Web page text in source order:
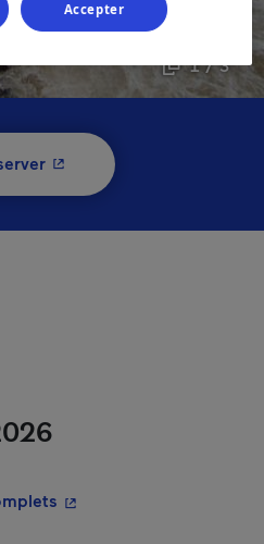
1 / 3
- Cet hyperlien s'ouvrira
- Cet hyperlien
Accepter